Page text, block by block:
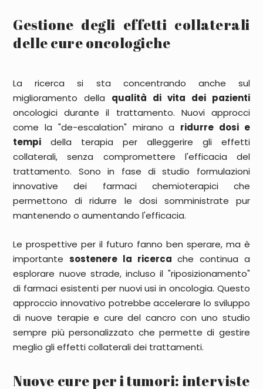
Gestione degli effetti collaterali
delle cure oncologiche
La ricerca si sta concentrando anche sul
miglioramento della qualità di vita dei pazienti
oncologici durante il trattamento. Nuovi approcci
come la "de-escalation" mirano a ridurre dosi e
tempi della terapia per alleggerire gli effetti
collaterali, senza compromettere l'efficacia del
trattamento. Sono in fase di studio formulazioni
innovative dei farmaci chemioterapiciche
permettono di ridurre le dosi somministrate pur
mantenendo o aumentando l'efficacia.
Le prospettive per il futuro fanno ben sperare, ma è
importantesostenere la ricerca che continua a
esplorare nuove strade, incluso il "riposizionamento"
di farmaci esistenti per nuovi usi in oncologia. Questo
approccio innovativo potrebbe accelerare lo sviluppo
di nuove terapie e cure del cancro con uno studio
sempre più personalizzato che permette di gestire
meglio gli effetti collaterali dei trattamenti.
Nuove cure per i tumori: interviste